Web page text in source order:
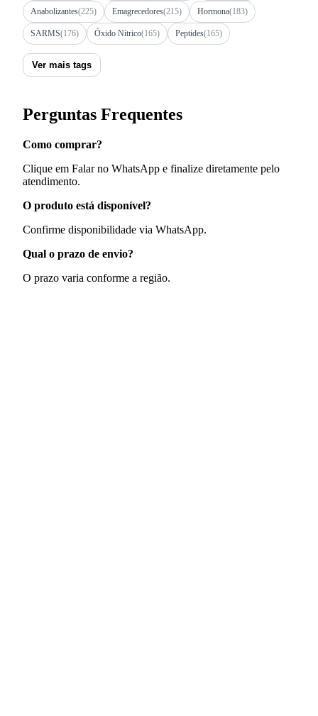
Anabolizantes(225) Emagrecedores(215) Hormona(183)
SARMS(176) Óxido Nítrico(165) Peptides(165)
Ver mais tags
Perguntas Frequentes
Como comprar?
Clique em Falar no WhatsApp e finalize diretamente pelo
atendimento.
O produto está disponível?
Confirme disponibilidade via WhatsApp.
Qual o prazo de envio?
O prazo varia conforme a região.